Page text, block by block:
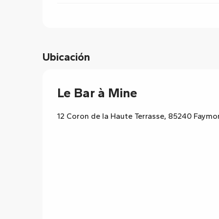
Ubicación
Le Bar à Mine
12 Coron de la Haute Terrasse, 85240